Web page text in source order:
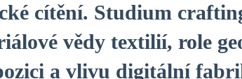
cítění. Studium
vědy textilií, role
a vlivu digitální